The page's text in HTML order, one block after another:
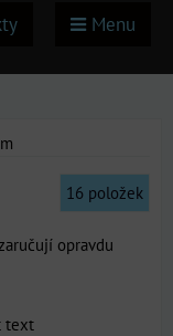
Menu
16 položek
opravdu
text